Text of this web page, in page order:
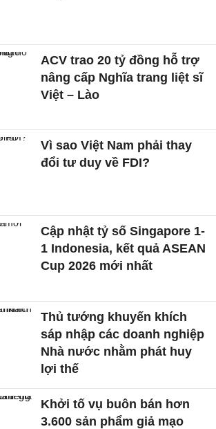
ACV trao 20 tỷ đồng hỗ trợ
nâng cấp Nghĩa trang liệt sĩ
Việt – Lào
Vì sao Việt Nam phải thay
đổi tư duy về FDI?
Cập nhật tỷ số Singapore 1-
1 Indonesia, kết quả ASEAN
Cup 2026 mới nhất
Thủ tướng khuyến khích
sáp nhập các doanh nghiệp
Nhà nước nhằm phát huy
lợi thế
Khởi tố vụ buôn bán hơn
3.600 sản phẩm giả mạo